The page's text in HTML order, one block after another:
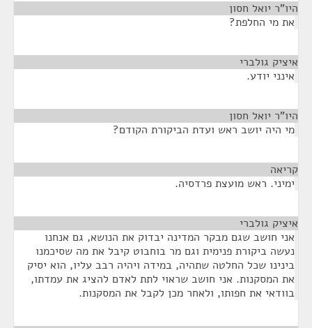
היו"ר יואל חסון
את מי החלפת?
איציק גולברי
אינני יודע.
היו"ר יואל חסון
מי היה יושב ראש ועדת הביקורת הקודם?
קריאה
ימיני. ראש מועצת פרדסיה.
איציק גולברי
אני חושב שגם מבקר המדינה יבדוק את הנושא, גם אנחנו
נעשה ביקורת פנימית וגם מר בוחבוט קיבל את מה שסיכמנו
בינינו שכל החלטה שתהיה, במידה ויהיה רבב עליו, הוא יסיק
את המסקנות. אני חושב שראוי לתת לאדם להציג את עמדתו,
בוודאי את חפותו, ולאחר מכן לקבל את המסקנות.